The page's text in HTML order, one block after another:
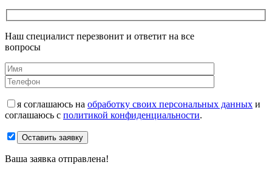
Наш специалист перезвонит и ответит на все
вопросы
я соглашаюсь на обработку своих персональных данных и
соглашаюсь с политикой конфиденциальности.
Оставить заявку
Ваша заявка отправлена!